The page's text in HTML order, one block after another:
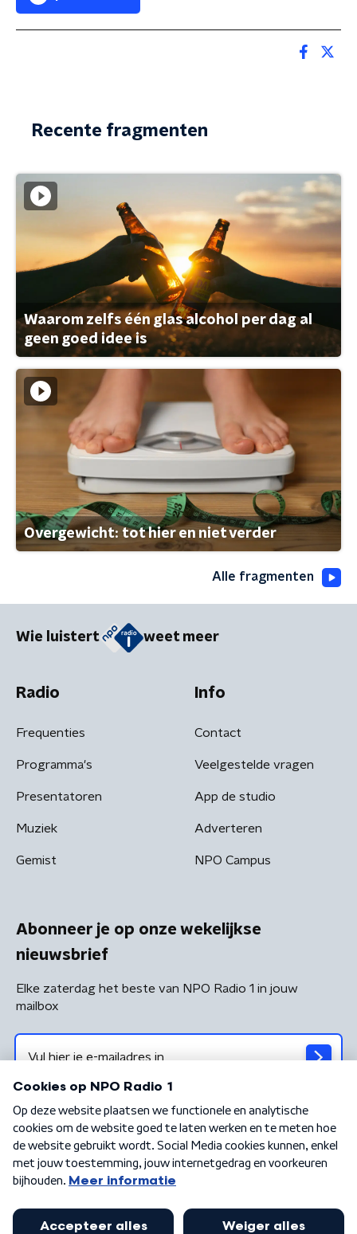
Recente fragmenten
Waarom zelfs één glas alcohol per dag al
geen goed idee is
Overgewicht: tot hier en niet verder
Alle fragmenten
Wie luistert weet meer
Radio
Frequenties
Programma's
Presentatoren
Muziek
Gemist
Info
Contact
Veelgestelde vragen
App de studio
Adverteren
NPO Campus
Abonneer je op onze wekelijkse
nieuwsbrief
Elke zaterdag het beste van NPO Radio 1 in jouw
mailbox
Algemene voorwaarden